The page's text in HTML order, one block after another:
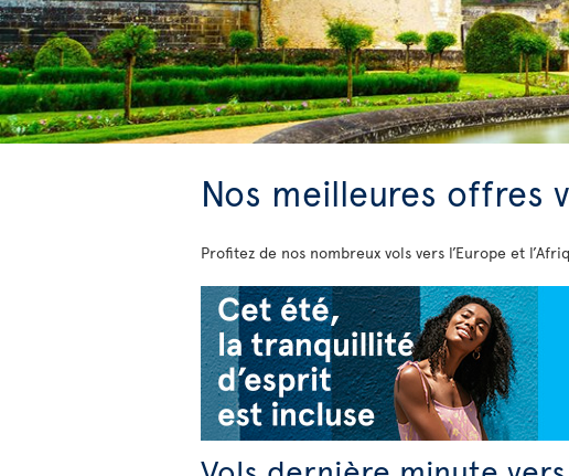
Nos meilleures offres
Profitez de nos nombreux vols vers l’Europe et